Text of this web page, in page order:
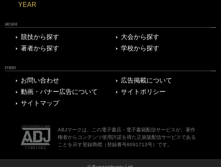
YEAR
ARCHIVE
競技から探す
大会から探す
著者から探す
学校から探す
OTHERS
お問い合わせ
広告掲載について
動画・バナー広告について
サイトポリシー
サイトマップ
ABJマークは、この電子書店・電子書籍配信サービスが、著作
権者からコンテンツ使用許諾を得た正規版配信サービスである
ことを示す登録商標（登録番号6091713号）です。